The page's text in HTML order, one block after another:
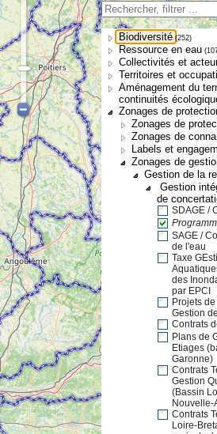
Biodiversité (252)
Ressource en eau
Collectivités et
Territoires et
Aménagement du
continuités
Zonages de
Zonages de
Zonages de
Labels et
Zonages de
Gestion de la
Gestion
de
SDAGE /
SAGE /
de l'eau
Taxe
des
par EPCI
Projets
Gestion
Contrats
Plans de
Etiages
Garonne)
Contrats
Gestion
(Bassin
Nouvelle-
Contrats
Loire-